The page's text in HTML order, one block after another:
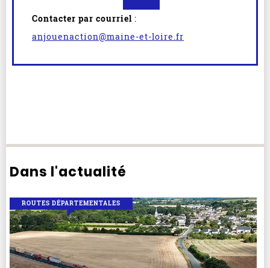
Contacter par courriel :
anjouenaction@maine-et-loire.fr
Dans l'actualité
ROUTES DÉPARTEMENTALES